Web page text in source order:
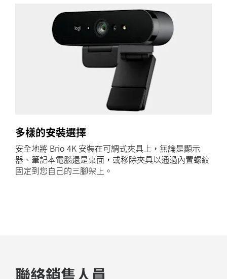
多樣的安裝選擇
安全地將 Brio 4K 安裝在可調式夾具上，無論是顯示
器、筆記本電腦還是桌面，或移除夾具以通過內置螺紋
固定到您自己的三腳架上。
聯絡銷售人員